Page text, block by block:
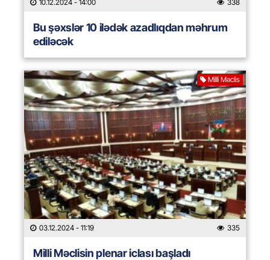
10.12.2024 - 14:00 338
Bu şəxslər 10 ilədək azadlıqdan məhrum
ediləcək
Milli Məclis
03.12.2024 - 11:19 335
Milli Məclisin plenar iclası başladı